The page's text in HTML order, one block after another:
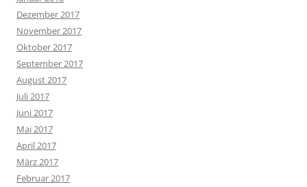
Dezember 2017
November 2017
Oktober 2017
September 2017
August 2017
Juli 2017
Juni 2017
Mai 2017
April 2017
März 2017
Februar 2017